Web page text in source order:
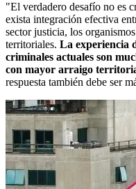
"El verdadero desafío no es
exista integración efectiva
sector justicia, los
territoriales. La experiencia
criminales actuales son
con mayor arraigo
respuesta también debe ser